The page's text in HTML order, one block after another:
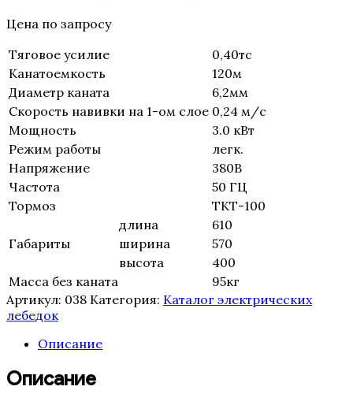
Цена по запросу
Тяговое усилие
0,40тс
Канатоемкость
120м
Диаметр каната
6,2мм
Скорость навивки на 1-ом слое 0,24 м/с
Мощность
3.0 кВт
Режим работы
легк.
Напряжение
380В
Частота
50 ГЦ
Тормоз
ТКТ-100
длина
610
Габариты
ширина
570
высота
400
Масса без каната
95кг
Артикул: 038 Категория: Каталог электрических
лебедок
Описание
Описание